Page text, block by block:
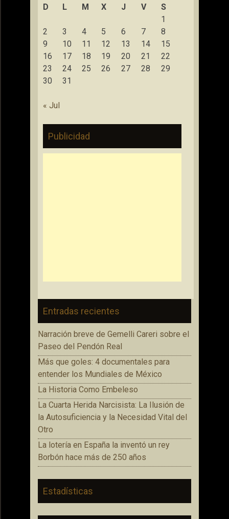
D
L M X J V
S
1
2
3 4 5 6 7
8
9
10 11 12 13 14
15
16
17 18 19 20 21
22
23
24 25 26 27 28
29
30
31
« Jul
Publicidad
Entradas recientes
Narración breve de Gemelli Careri sobre el
Paseo del Pendón Real
Más que goles: 4 documentales para
entender los Mundiales de México
La Historia Como Embeleso
La Cuarta Herida Narcisista: La Ilusión de
la Autosuficiencia y la Necesidad Vital del
Otro
La lotería en España la inventó un rey
Borbón hace más de 250 años
Estadísticas